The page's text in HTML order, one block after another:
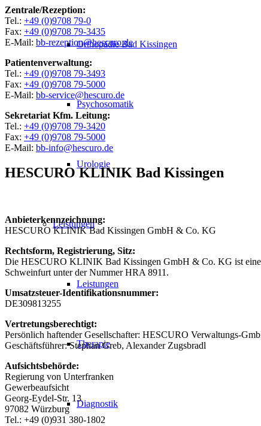
Orthopädie Bad Kissingen
Psychosomatik
Urologie
Leistungen
Leistungen
Therapie
Diagnostik
Zentrale/Rezeption:
Tel.: +49 (0)9708 79-0
Fax: +49 (0)9708 79-3435
E-Mail: bb-rezeption@hescuro.de
Patientenverwaltung:
Tel.: +49 (0)9708 79-3493
Fax: +49 (0)9708 79-5000
E-Mail: bb-service@hescuro.de
Sekretariat Kfm. Leitung:
Tel.: +49 (0)9708 79-3420
Fax: +49 (0)9708 79-5000
E-Mail: bb-info@hescuro.de
HESCURO KLINIK Bad Kissingen
Anbieterkennzeichnung:
HESCURO KLINIK Bad Kissingen GmbH & Co. KG
Rechtsform, Registrierung, Sitz:
Die HESCURO KLINIK Bad Kissingen GmbH & Co. KG ist eine
Schweinfurt unter der Nummer HRA 8911.
Umsatzsteuer-Identifikationsnummer:
DE309813255
Vertretungsberechtigt:
Persönlich haftender Gesellschafter: HESCURO Verwaltungs-
Geschäftsführer: Stephan Greb, Alexander Zugsbradl
Aufsichtsbehörde:
Regierung von Unterfranken
Gewerbeaufsicht
Georg-Eydel-Str. 13
97082 Würzburg
Tel.: +49 (0)931 380-1802